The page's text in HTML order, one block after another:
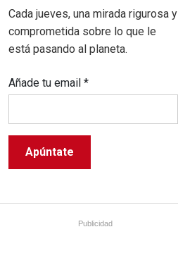
Cada jueves, una mirada rigurosa y
comprometida sobre lo que le
está pasando al planeta.
Añade tu email*
Publicidad